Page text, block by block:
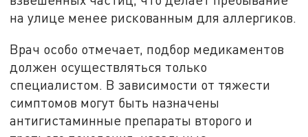
на улице менее рискованным для аллергиков.
Врач особо отмечает, подбор медикаментов
должен осуществляться только
специалистом. В зависимости от тяжести
симптомов могут быть назначены
антигистаминные препараты второго и